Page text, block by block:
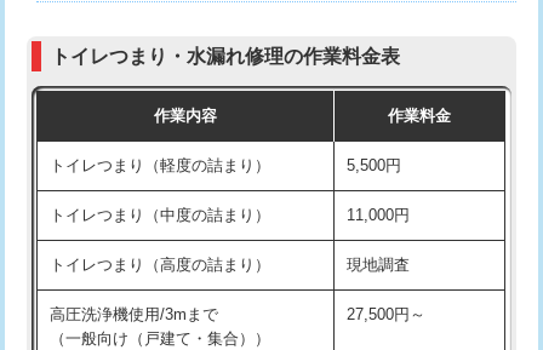
トイレつまり・水漏れ修理の作業料金表
作業内容 作業料金
トイレつまり（軽度の詰まり） 5,500円
トイレつまり（中度の詰まり） 11,000円
トイレつまり（高度の詰まり） 現地調査
高圧洗浄機使用/3mまで
（一般向け（戸建て・集合））
27,500円～